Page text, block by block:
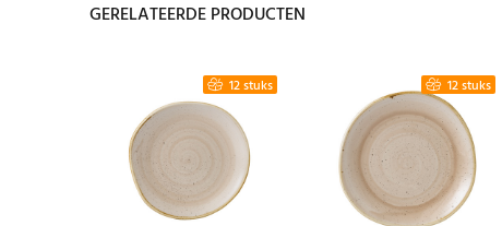
GERELATEERDE PRODUCTEN
12 stuks 12 stuks